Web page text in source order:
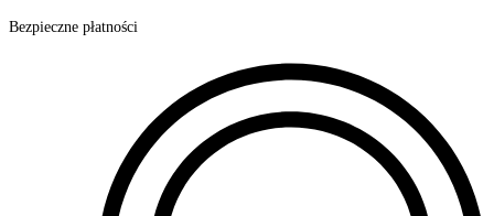
Bezpieczne płatności